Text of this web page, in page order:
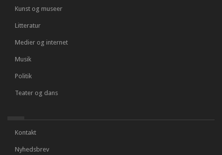
Kunst og museer
Litteratur
Medier og internet
Musik
Politik
Teater og dans
Kontakt
Nyhedsbrev